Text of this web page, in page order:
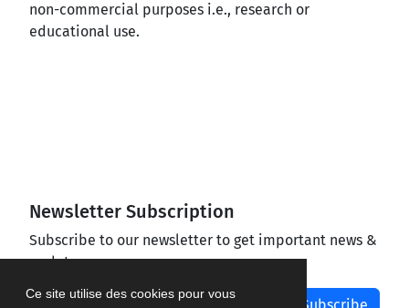
Ce site utilise des cookies pour vous
non-commercial purposes i.e., research or
educational use.
Newsletter Subscription
Subscribe to our newsletter to get important news &
updates